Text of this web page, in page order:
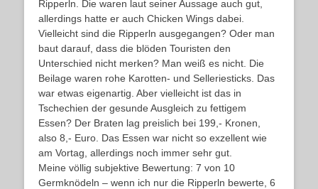
Ripperln. Die waren laut seiner Aussage auch gut,
allerdings hatte er auch Chicken Wings dabei.
Vielleicht sind die Ripperln ausgegangen? Oder man
baut darauf, dass die blöden Touristen den
Unterschied nicht merken? Man weiß es nicht. Die
Beilage waren rohe Karotten- und Selleriesticks. Das
war etwas eigenartig. Aber vielleicht ist das in
Tschechien der gesunde Ausgleich zu fettigem
Essen? Der Braten lag preislich bei 199,- Kronen,
also 8,- Euro. Das Essen war nicht so exzellent wie
am Vortag, allerdings noch immer sehr gut.
Meine völlig subjektive Bewertung: 7 von 10
Germknödeln – wenn ich nur die Ripperln bewerte, 6